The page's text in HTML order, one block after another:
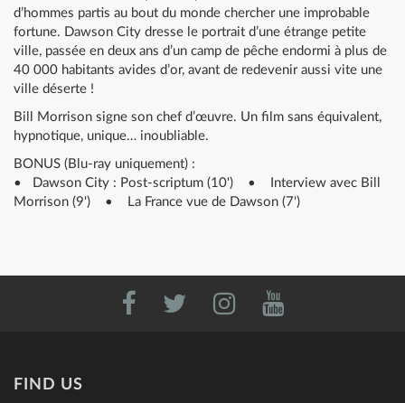
d’hommes partis au bout du monde chercher une improbable
fortune. Dawson City dresse le portrait d’une étrange petite
ville, passée en deux ans d’un camp de pêche endormi à plus de
40 000 habitants avides d’or, avant de redevenir aussi vite une
ville déserte !
Bill Morrison signe son chef d’œuvre. Un film sans équivalent,
hypnotique, unique… inoubliable.
BONUS (Blu-ray uniquement) :
• Dawson City : Post-scriptum (10') • Interview avec Bill
Morrison (9') • La France vue de Dawson (7')
FIND US